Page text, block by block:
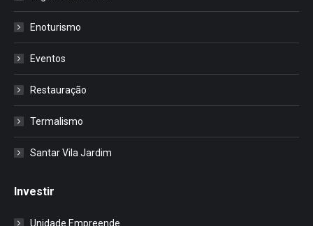
Enoturismo
Eventos
Restauração
Termalismo
Santar Vila Jardim
Investir
Unidade Empreende